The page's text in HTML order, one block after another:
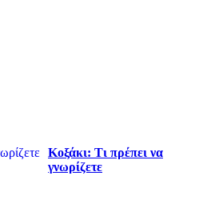
Κοξάκι: Τι πρέπει να
γνωρίζετε